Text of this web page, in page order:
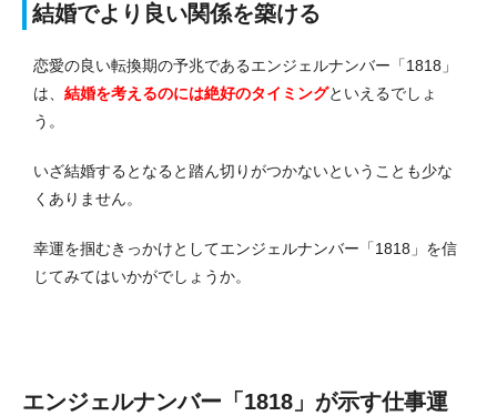
結婚でより良い関係を築ける
恋愛の良い転換期の予兆であるエンジェルナンバー「1818」
は、 結婚を考えるのには絶好のタイミングといえるでしょ
う。
いざ結婚するとなると踏ん切りがつかないということも少な
くありません。
幸運を掴むきっかけとしてエンジェルナンバー「1818」を信
じてみてはいかがでしょうか。
エンジェルナンバー「1818」が示す仕事運